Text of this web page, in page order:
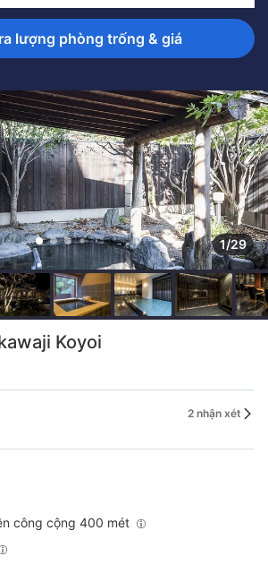
lượng phòng trống & giá
1/29
Koyoi
sao
2 nhận xét
công cộng 400 mét